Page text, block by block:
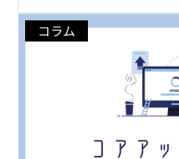
コラム